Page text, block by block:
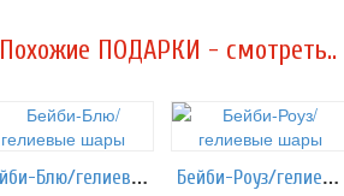
Похожие ПОДАРКИ - смотреть..
Бейби-Блю/гелиевые шары Бейби-Роуз/гелиевые шары